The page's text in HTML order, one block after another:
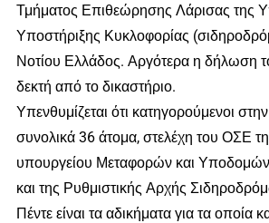
Τμήματος Επιθεώρησης Λάρισας της
Υποστήριξης Κυκλοφορίας
Νοτίου Ελλάδος. Αργότερα η δήλωση
δεκτή από το δικαστήριο.
Υπενθυμίζεται ότι κατηγορούμενοι
συνολικά 36 άτομα, στελέχη του ΟΣΕ
υπουργείου Μεταφορών και
και της Ρυθμιστικής Αρχής
Πέντε είναι τα αδικήματα για τα οποία